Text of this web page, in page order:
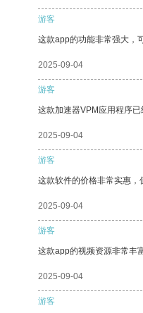
游客
这款app的功能非常强大，
2025-09-04
游客
这款加速器VPM应用程序已
2025-09-04
游客
这款软件的价格非常实惠，
2025-09-04
游客
这款app的视频资源非常丰
2025-09-04
游客